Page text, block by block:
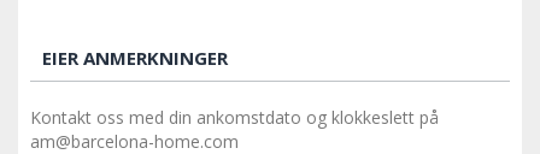
EIER ANMERKNINGER
Kontakt oss med din ankomstdato og klokkeslett på
am@barcelona-home.com